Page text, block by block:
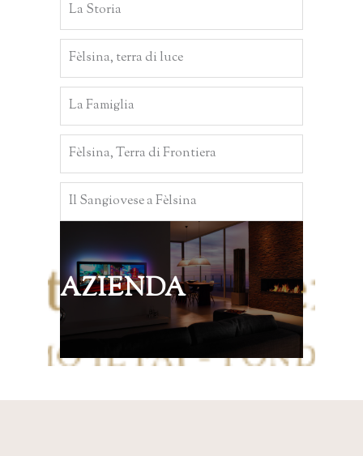
La Storia
Fèlsina, terra di luce
La Famiglia
Fèlsina, Terra di Frontiera
Il Sangiovese a Fèlsina
AZIENDA